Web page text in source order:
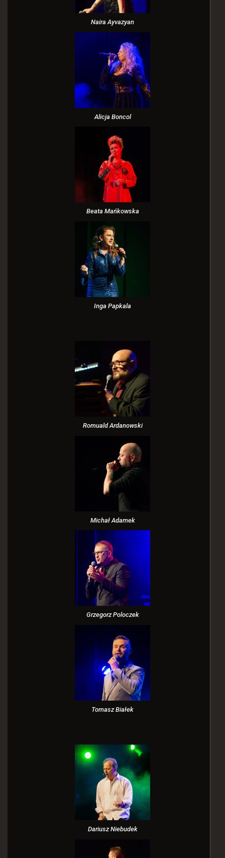
Naira Ayvazyan
Alicja Boncol
Beata Mańkowska
Inga Papkala
Romuald Ardanowski
Michał Adamek
Grzegorz Poloczek
Tomasz Białek
Dariusz Niebudek